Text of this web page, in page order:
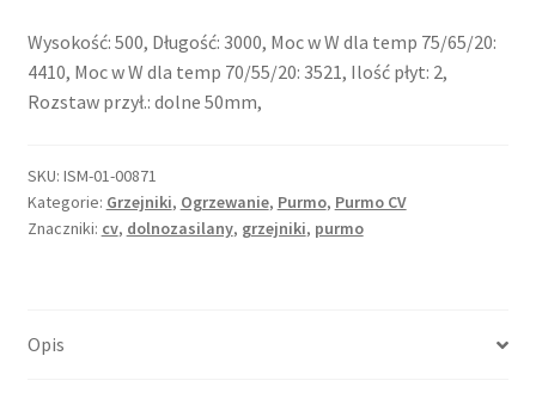
Wysokość: 500, Długość: 3000, Moc w W dla temp 75/65/20:
4410, Moc w W dla temp 70/55/20: 3521, Ilość płyt: 2,
Rozstaw przył.: dolne 50mm,
SKU: ISM-01-00871
Kategorie: Grzejniki, Ogrzewanie, Purmo, Purmo CV
Znaczniki: cv, dolnozasilany, grzejniki, purmo
Opis